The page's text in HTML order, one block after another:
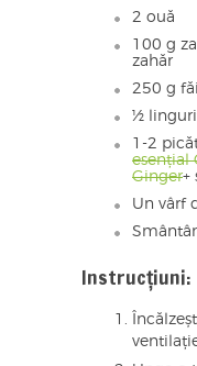
2 ouă
100 g
zahăr
250 g
½
1-2
esențial
Ginger+
Un vârf
Instrucțiuni: